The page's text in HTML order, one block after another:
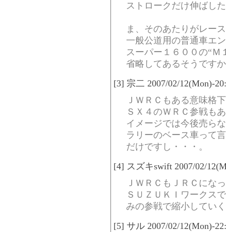
ストロークだけ伸ばし
ま、そのあたりがレー
一般公道用の普通車エ
スーパー１６００の“Ｍ
省略してあるそうです
[3] 宗二 2007/02/12(Mon)-
ＪＷＲＣもある意味格
ＳＸ４のＷＲＣ参戦も
イメージでは今後売ら
ラリーのベース車って
だけですし・・・。
[4] スズキswift 2007/02/
ＪＷＲＣもＪＲＣにな
ＳＵＺＵＫＩワークス
みの参戦で縮小してい
[5] サル 2007/02/12(Mon)-